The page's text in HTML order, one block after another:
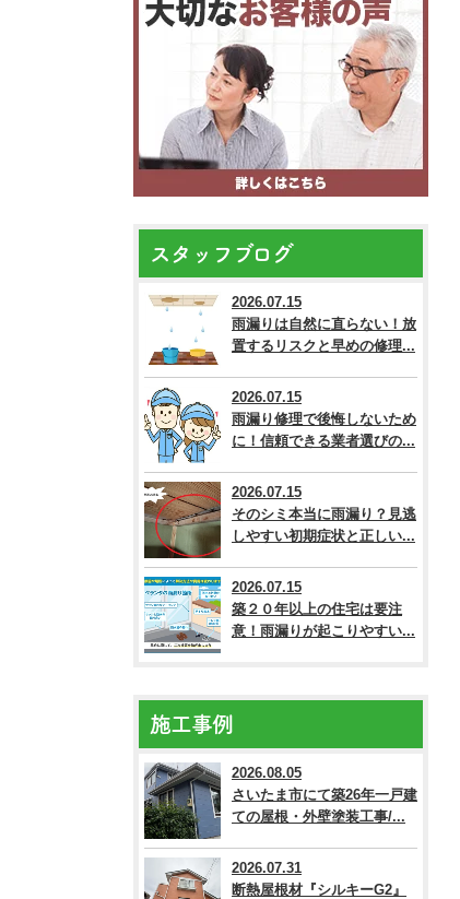
スタッフブログ
2026.07.15
雨漏りは自然に直らない！放
置するリスクと早めの修理...
2026.07.15
雨漏り修理で後悔しないため
に！信頼できる業者選びの...
2026.07.15
そのシミ本当に雨漏り？見逃
しやすい初期症状と正しい...
2026.07.15
築２０年以上の住宅は要注
意！雨漏りが起こりやすい...
施工事例
2026.08.05
さいたま市にて築26年一戸建
ての屋根・外壁塗装工事/...
2026.07.31
断熱屋根材『シルキーG2』